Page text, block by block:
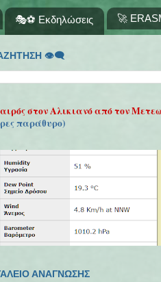
🎭⚽ Εκδηλώσεις 🚀
👁‍🗨
στον Αλικιανό από τον
παράθυρο)
ΑΝΑΓΝΩΣΗΣ